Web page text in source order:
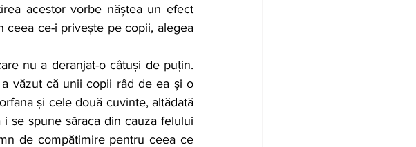
acestor vorbe năștea un efect
ceea ce-i privește pe copii, alegea
văzut că unii copii râd de ea și o
și cele două cuvinte, altădată
se spune săraca din cauza felului
de compătimire pentru ceea ce